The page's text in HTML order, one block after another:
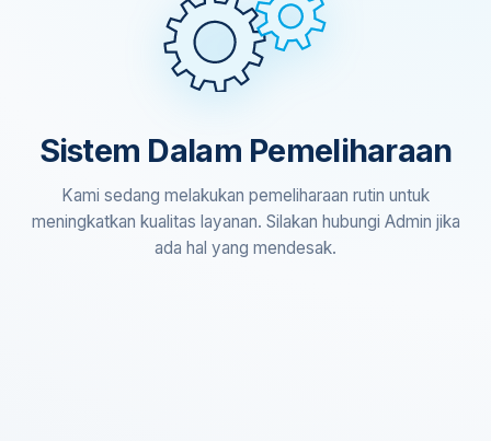
Sistem Dalam Pemeliharaan
Kami sedang melakukan pemeliharaan rutin untuk
meningkatkan kualitas layanan. Silakan hubungi Admin jika
ada hal yang mendesak.